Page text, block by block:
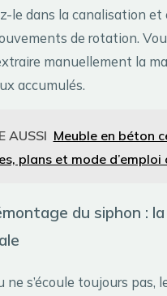
le dans la canalisation
de rotation.
manuellement la
accumulés.
AUSSI Meuble en béton
plans et mode d’emploi
du siphon :
ne s’écoule toujours pas,